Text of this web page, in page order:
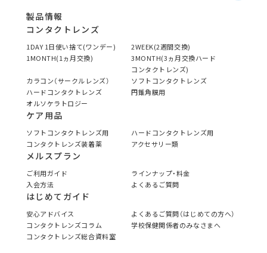
製品情報
コンタクトレンズ
1DAY 1日使い捨て(ワンデー)
2WEEK(2週間交換)
1MONTH(1ヵ月交換)
3MONTH(3ヵ月交換ハード
コンタクトレンズ)
カラコン（サークルレンズ）
ソフトコンタクトレンズ
ハードコンタクトレンズ
円錐角膜用
オルソケラトロジー
ケア用品
ソフトコンタクトレンズ用
ハードコンタクトレンズ用
コンタクトレンズ装着薬
アクセサリー類
メルスプラン
ご利用ガイド
ラインナップ・料金
入会方法
よくあるご質問
はじめてガイド
安心アドバイス
よくあるご質問（はじめての方へ）
コンタクトレンズコラム
学校保健関係者のみなさまへ
コンタクトレンズ総合資料室